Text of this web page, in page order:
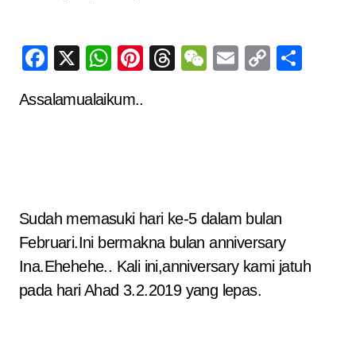
Facebook
X WhatsApp
Pinterest
Threads
WeChat
EmailCopy
Assalamualaikum..
Sudah memasuki hari ke-5 dalam bulan
Februari.Ini bermakna bulan anniversary
Ina.Ehehehe.. Kali ini,anniversary kami jatuh
pada hari Ahad 3.2.2019 yang lepas.